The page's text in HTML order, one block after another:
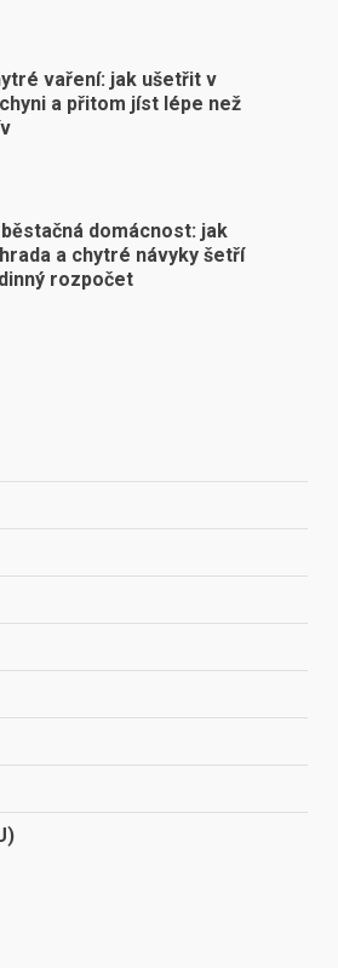
vaření: jak ušetřit v
a přitom jíst lépe než
domácnost: jak
a chytré návyky šetří
rozpočet